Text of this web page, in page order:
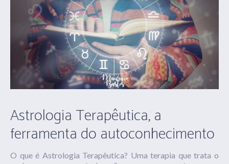
Astrologia Terapêutica, a
ferramenta do autoconhecimento
O que é Astrologia Terapêutica? Uma terapia que trata o